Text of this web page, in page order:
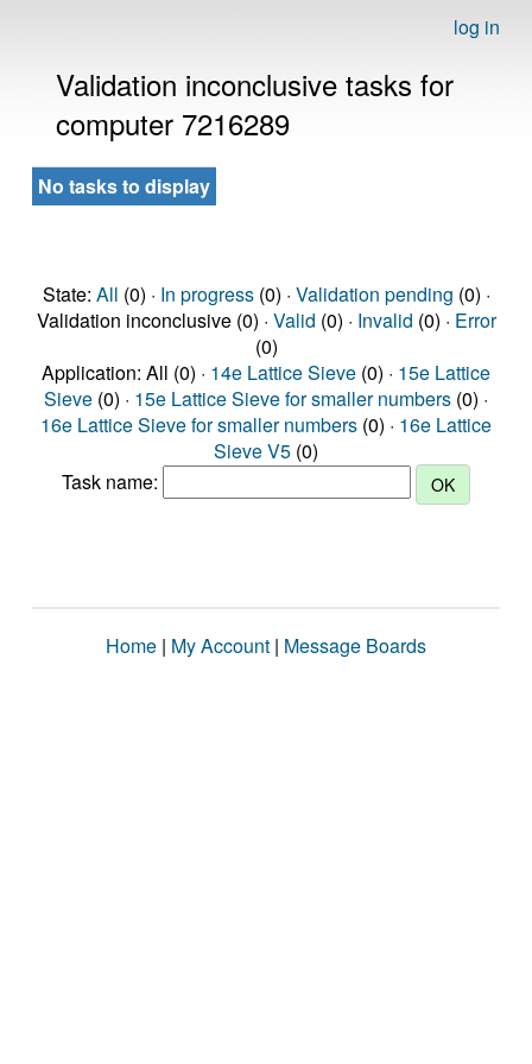
log in
Validation inconclusive tasks for
computer 7216289
No tasks to display
State: All (0) · In progress(0) · Validation pending (0) ·
Validation inconclusive (0) · Valid (0) · Invalid (0) · Error
(0)
Application: All (0) · 14e Lattice Sieve (0) · 15e Lattice
Sieve (0) · 15e Lattice Sieve for smaller numbers (0) ·
16e Lattice Sieve for smaller numbers (0) · 16e Lattice
Sieve V5 (0)
Task name:
Home | My Account | Message Boards